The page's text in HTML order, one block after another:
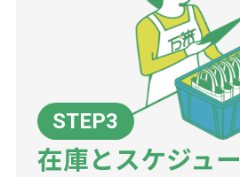
在庫とスケジュ